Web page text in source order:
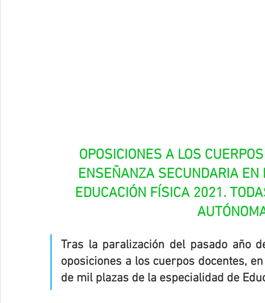
OPOSICIONES A LOS
ENSEÑANZA SECUNDARIA
EDUCACIÓN FÍSICA 2021.
Tras la paralización del pasado año
oposiciones a los cuerpos docentes,
de mil plazas de la especialidad de